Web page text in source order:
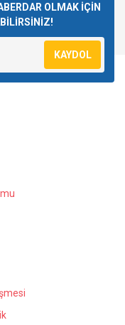
OLMAK İÇİN
KAYDOL